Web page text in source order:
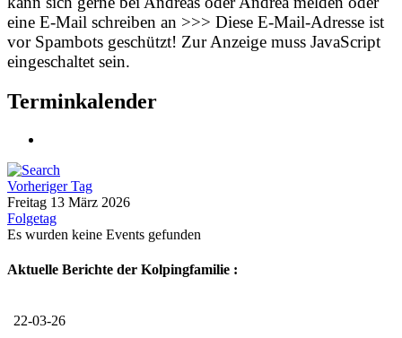
eine E-Mail schreiben an >>> Diese E-Mail-Adresse ist
vor Spambots geschützt! Zur Anzeige muss JavaScript
eingeschaltet sein.
Terminkalender
Vorheriger Tag
Freitag 13 März 2026
Folgetag
Es wurden keine Events gefunden
Aktuelle Berichte der Kolpingfamilie :
22-03-26